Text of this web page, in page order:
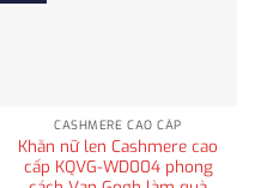
CASHMERE CAO CẤP
Khăn nữ len Cashmere cao
cấp KQVG-WD004 phong